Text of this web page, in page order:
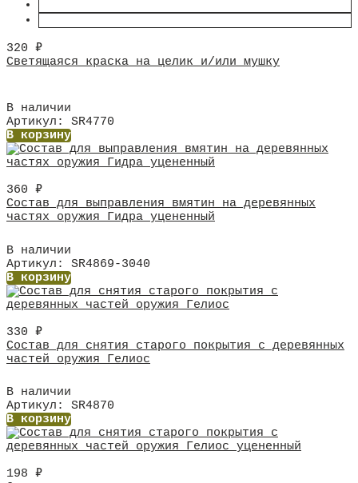
320 ₽
Светящаяся краска на целик и/или мушку
В наличии
Артикул: SR4770
В корзину
360 ₽
Состав для выправления вмятин на деревянных
частях оружия Гидра уцененный
В наличии
Артикул: SR4869-3040
В корзину
330 ₽
Состав для снятия старого покрытия с деревянных
частей оружия Гелиос
В наличии
Артикул: SR4870
В корзину
198 ₽